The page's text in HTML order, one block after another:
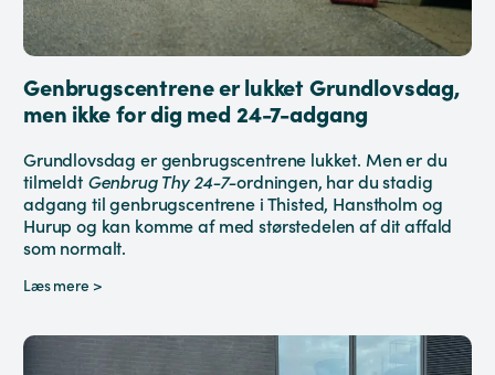
Genbrugscentrene er lukket Grundlovsdag,
men ikke for dig med 24-7-adgang
Grundlovsdag er genbrugscentrene lukket. Men er du
tilmeldt Genbrug Thy 24-7-ordningen, har du stadig
adgang til genbrugscentrene i Thisted, Hanstholm og
Hurup og kan komme af med størstedelen af dit affald
som normalt.
Læs mere >